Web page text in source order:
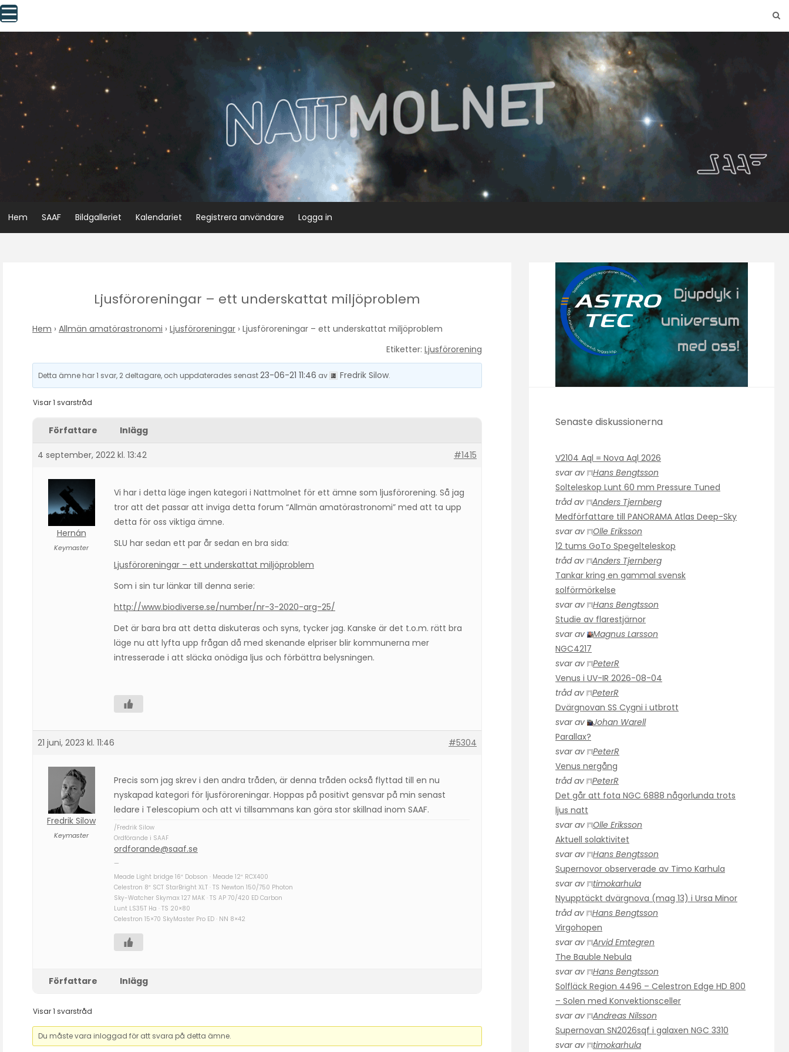
Skip
to
content
Hem SAAF Bildgalleriet Kalendariet Registrera användare Logga in
Ljusföroreningar – ett underskattat miljöproblem
Hem › Allmän amatörastronomi › Ljusföroreningar › Ljusföroreningar – ett underskattat miljöproblem
Etiketter: Ljusförorening
Detta ämne har 1 svar, 2 deltagare, och uppdaterades senast23-06-21 11:46 av Fredrik Silow.
Visar 1 svarstråd
Författare Inlägg
4 september, 2022 kl. 13:42 #1415
Hernán
Keymaster
Vi har i detta läge ingen kategori i Nattmolnet för ett ämne som ljusförorening. Så jag
tror att det passar att inviga detta forum “Allmän amatörastronomi” med att ta upp
detta för oss viktiga ämne.
SLU har sedan ett par år sedan en bra sida:
Ljusföroreningar – ett underskattat miljöproblem
Som i sin tur länkar till denna serie:
http://www.biodiverse.se/number/nr-3-2020-arg-25/
Det är bara bra att detta diskuteras och syns, tycker jag. Kanske är det t.o.m. rätt bra
läge nu att lyfta upp frågan då med skenande elpriser blir kommunerna mer
intresserade i att släcka onödiga ljus och förbättra belysningen.
21 juni, 2023 kl. 11:46 #5304
Fredrik Silow
Keymaster
Precis som jag skrev i den andra tråden, är denna tråden också flyttad till en nu
nyskapad kategori för ljusföroreningar. Hoppas på positivt gensvar på min senast
ledare i Telescopium och att vi tillsammans kan göra stor skillnad inom SAAF.
/Fredrik Silow
Ordförande i SAAF
ordforande@saaf.se
—
Meade Light bridge 16″ Dobson · Meade 12″ RCX400
Celestron 8″ SCT StarBright XLT · TS Newton 150/750 Photon
Sky-Watcher Skymax 127 MAK · TS AP 70/420 ED Carbon
Lunt LS35T Ha · TS 20×80
Celestron 15×70 SkyMaster Pro ED · NN 8×42
Författare Inlägg
Visar 1 svarstråd
Du måste vara inloggad för att svara på detta ämne.
Senaste diskussionerna
V2104 Aql = Nova Aql 2026
svar av
Hans Bengtsson
Solteleskop Lunt 60 mm Pressure Tuned
tråd av
Anders Tjernberg
Medförfattare till PANORAMA Atlas Deep-Sky
svar av
Olle Eriksson
12 tums GoTo Spegelteleskop
tråd av
Anders Tjernberg
Tankar kring en gammal svensk
solförmörkelse
svar av
Hans Bengtsson
Studie av flarestjärnor
svar av
Magnus Larsson
NGC4217
svar av
PeterR
Venus i UV-IR 2026-08-04
tråd av
PeterR
Dvärgnovan SS Cygni i utbrott
svar av
Johan Warell
Parallax?
svar av
PeterR
Venus nergång
tråd av
PeterR
Det går att fota NGC 6888 någorlunda trots
ljus natt
svar av
Olle Eriksson
Aktuell solaktivitet
svar av
Hans Bengtsson
Supernovor observerade av Timo Karhula
svar av
timokarhula
Nyupptäckt dvärgnova (mag 13) i Ursa Minor
tråd av
Hans Bengtsson
Virgohopen
svar av
Arvid Emtegren
The Bauble Nebula
svar av
Hans Bengtsson
Solfläck Region 4496 – Celestron Edge HD 800
– Solen med Konvektionsceller
svar av
Andreas Nilsson
Supernovan SN2026sqf i galaxen NGC 3310
svar av
timokarhula